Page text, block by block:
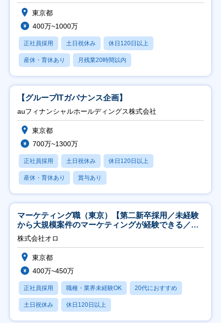
東京都
400万~1000万
正社員採用 土日祝休み 休日120日以上
産休・育休あり 月残業20時間以内
【グループITガバナンス企画】
auフィナンシャルホールディングス株式会社
東京都
700万~1300万
正社員採用 土日祝休み 休日120日以上
産休・育休あり 賞与あり
マーケティング職（東京）【第二新卒採用／未経験
から大規模案件のマーケティングが経験できる／研
修充実】
株式会社オロ
東京都
400万~450万
正社員採用 職種・業界未経験OK 20代におすすめ
土日祝休み 休日120日以上